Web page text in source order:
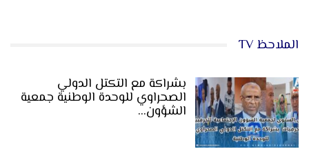
الملاحظ TV
بشراكة مع التكتل الدولي
الصحراوي للوحدة الوطنية جمعية
الشؤون…